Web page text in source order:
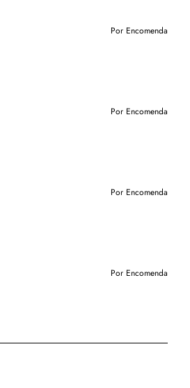
Por Encomenda
Por Encomenda
Por Encomenda
Por Encomenda